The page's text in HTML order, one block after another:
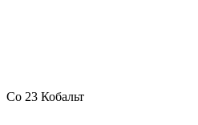
Co 23 Кобальт